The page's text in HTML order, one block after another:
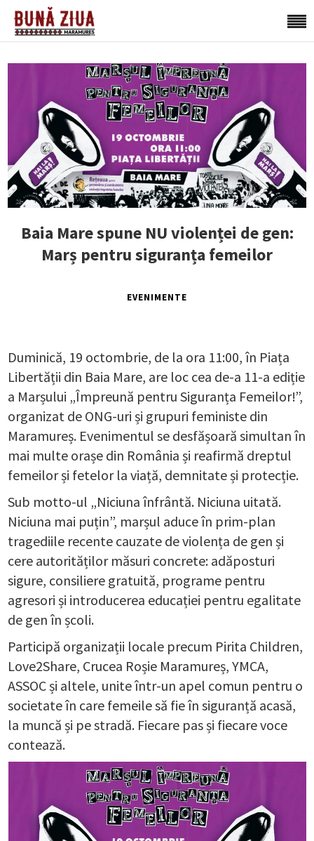
Baia Mare spune NU violenței de gen:
Marș pentru siguranța femeilor
EVENIMENTE
Duminică, 19 octombrie, de la ora 11:00, în Piața
Libertății din Baia Mare, are loc cea de-a 11-a ediție
a Marșului „Împreună pentru Siguranța Femeilor!”,
organizat de ONG-uri și grupuri feministe din
Maramureș. Evenimentul se desfășoară simultan în
mai multe orașe din România și reafirmă dreptul
femeilor și fetelor la viață, demnitate și protecție.
Sub motto-ul „Niciuna înfrântă. Niciuna uitată.
Niciuna mai puțin”, marșul aduce în prim-plan
tragediile recente cauzate de violența de gen și
cere autorităților măsuri concrete: adăposturi
sigure, consiliere gratuită, programe pentru
agresori și introducerea educației pentru egalitate
de gen în școli.
Participă organizații locale precum Pirita Children,
Love2Share, Crucea Roșie Maramureș, YMCA,
ASSOC și altele, unite într-un apel comun pentru o
societate în care femeile să fie în siguranță acasă,
la muncă și pe stradă. Fiecare pas și fiecare voce
contează.